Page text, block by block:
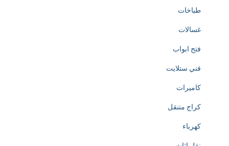
طباخات
غسالات
فتح ابواب
فني ستلايت
كاميرات
كراج متنقل
كهرباء